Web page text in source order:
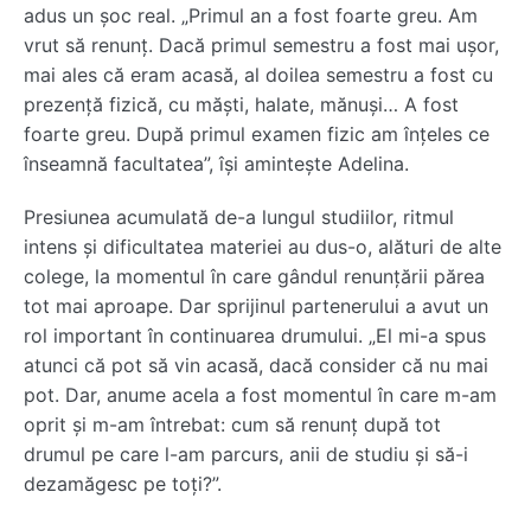
adus un șoc real. „Primul an a fost foarte greu. Am
vrut să renunț. Dacă primul semestru a fost mai ușor,
mai ales că eram acasă, al doilea semestru a fost cu
prezență fizică, cu măști, halate, mănuși… A fost
foarte greu. După primul examen fizic am înțeles ce
înseamnă facultatea”, își amintește Adelina.
Presiunea acumulată de-a lungul studiilor, ritmul
intens și dificultatea materiei au dus-o, alături de alte
colege, la momentul în care gândul renunțării părea
tot mai aproape. Dar sprijinul partenerului a avut un
rol important în continuarea drumului. „El mi-a spus
atunci că pot să vin acasă, dacă consider că nu mai
pot. Dar, anume acela a fost momentul în care m-am
oprit și m-am întrebat: cum să renunț după tot
drumul pe care l-am parcurs, anii de studiu și să-i
dezamăgesc pe toți?”.